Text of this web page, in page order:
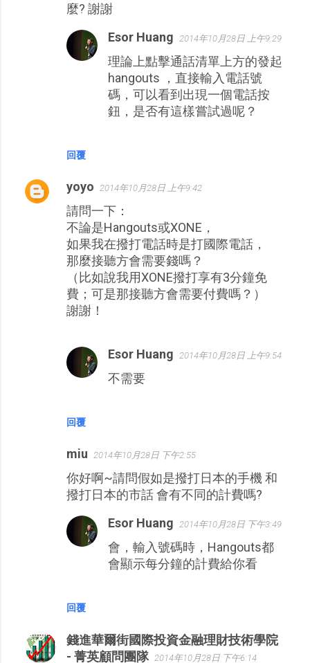
麼? 謝謝
回覆
Esor Huang 2014年10月28日 上午9:29
理論上點擊通話清單上方的發起
hangouts ，直接輸入電話號
碼，可以看到出現一個電話按
鈕，是否有這樣嘗試過呢？
yoyo 2014年10月28日 上午9:42
請問一下：
不論是Hangouts或XONE，
如果我在撥打電話時是打國際電話，
那麼接聽方會需要錢嗎？
（比如說我用XONE撥打享有3分鐘免
費；可是那接聽方會需要付費嗎？）
謝謝！
回覆
Esor Huang 2014年10月28日 上午9:54
不需要
miu 2014年10月28日 下午2:55
你好啊~請問假如是撥打日本的手機 和
撥打日本的市話 會有不同的計費嗎?
回覆
Esor Huang 2014年10月28日 下午3:49
會，輸入號碼時，Hangouts都
會顯示每分鐘的計費給你看
錢進華爾街國際投資金融理財技術學院
- 菁英顧問團隊 2014年10月28日 下午6:14